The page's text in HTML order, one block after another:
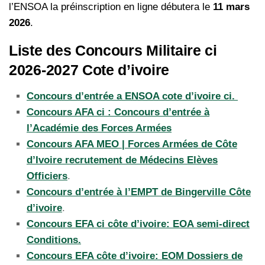
l’ENSOA la préinscription en ligne débutera le 11 mars
2026.
Liste des Concours Militaire ci
2026-2027 Cote d’ivoire
Concours d’entrée a ENSOA cote d’ivoire ci.
Concours AFA ci : Concours d’entrée à
l’Académie des Forces Armées
Concours AFA MEO | Forces Armées de Côte
d’Ivoire recrutement de Médecins Elèves
Officiers.
Concours d’entrée à l’EMPT de Bingerville Côte
d’ivoire.
Concours EFA ci côte d’ivoire: EOA semi-direct
Conditions.
Concours EFA côte d’ivoire: EOM Dossiers de